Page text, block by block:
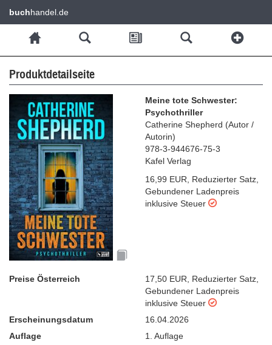
buchhandel.de
Produktdetailseite
Meine tote Schwester:
Psychothriller
Catherine Shepherd (Autor /
Autorin)
978-3-944676-75-3
Kafel Verlag
16,99 EUR
Reduzierter Satz
Gebundener Ladenpreis
inklusive Steuer
Preise Österreich 17,50 EUR Reduzierter Satz
Gebundener Ladenpreis
inklusive Steuer
Erscheinungsdatum
16.04.2026
Auflage
1. Auflage